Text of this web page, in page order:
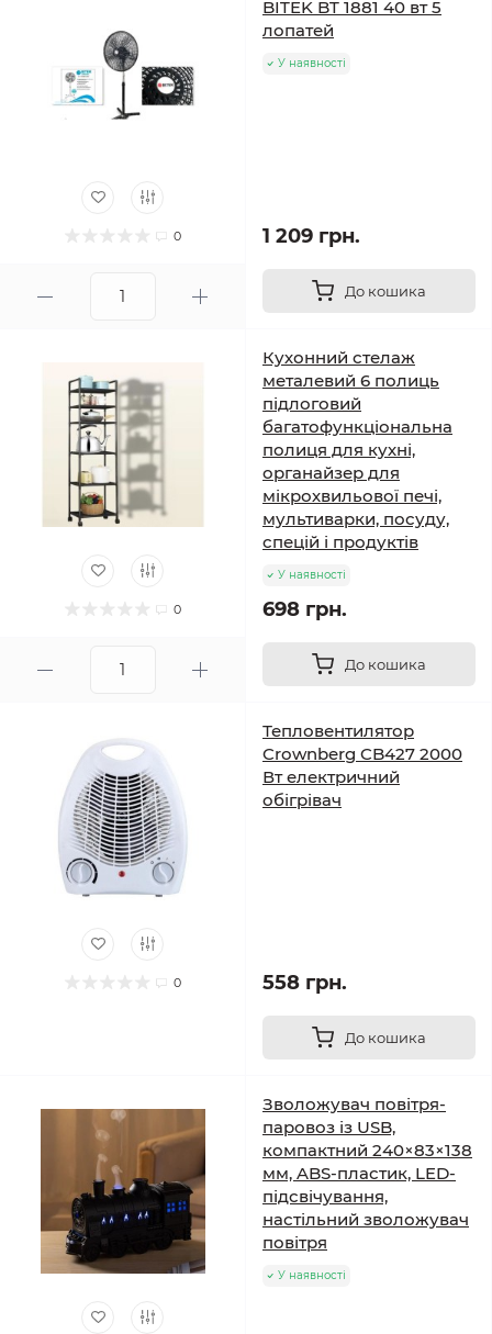
0
BITEK BT 1881 40 вт 5
лопатей
У наявності
1 209 грн.
До кошика
0
Кухонний стелаж
металевий 6 полиць
підлоговий
багатофункціональна
полиця для кухні,
органайзер для
мікрохвильової печі,
мультиварки, посуду,
спецій і продуктів
У наявності
698 грн.
До кошика
0
Тепловентилятор
Crownberg CB427 2000
Вт електричний
обігрівач
558 грн.
До кошика
Зволожувач повітря-
паровоз із USB,
компактний 240×83×138
мм, ABS-пластик, LED-
підсвічування,
настільний зволожувач
повітря
У наявності